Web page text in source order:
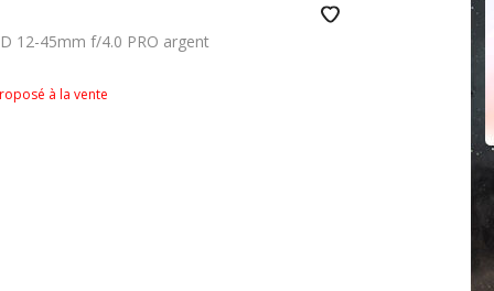
12-45mm f/4.0 PRO argent
à la vente